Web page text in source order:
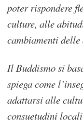
poter rispondere
culture, alle
cambiamenti delle
Il Buddismo si
spiega come
adattarsi alle
consuetudini